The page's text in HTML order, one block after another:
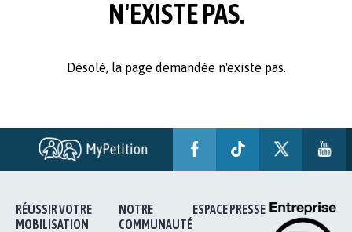
N'EXISTE PAS.
Désolé, la page demandée n'existe pas.
RÉUSSIR VOTRE
MOBILISATION
NOTRE
COMMUNAUTÉ
ESPACE PRESSE